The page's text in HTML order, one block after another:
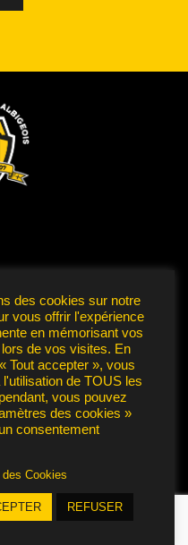
et de15h à 17h
Association | Conception
des cookies sur notre
vous offrir l'expérience
en mémorisant vos
de vos visites. En
Tout accepter », vous
de TOUS les
vous pouvez
des cookies »
consentement
Cookies
REFUSER